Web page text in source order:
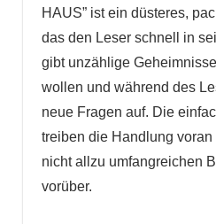
HAUS” ist ein düsteres,
das den Leser schnell in
gibt unzählige
wollen und während des
neue Fragen auf. Die
treiben die Handlung
nicht allzu umfangreichen
vorüber.